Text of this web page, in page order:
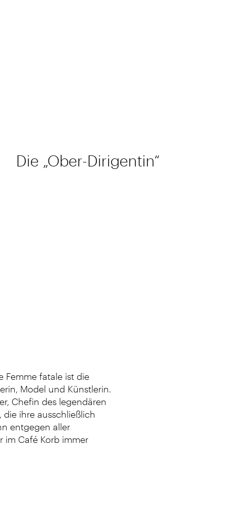
Die „Ober-Dirigentin“
Femme fatale ist die
Model und Künstlerin.
Chefin des legendären
die ihre ausschließlich
entgegen aller
im Café Korb immer